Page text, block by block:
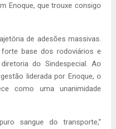
Enoque, que trouxe consigo
de adesões massivas.
base dos rodoviários e
do Sindespecial. Ao
liderada por Enoque, o
como uma unanimidade
sangue do transporte,”